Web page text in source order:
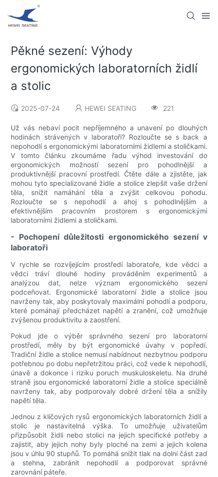
Pěkné sezení: Výhody
ergonomických laboratorních židlí
a stolic
2025-07-24 HEWEI SEATING 221
Už vás nebaví pocit nepříjemného a unavení po dlouhých
hodinách strávených v laboratoři? Rozloučte se s back a
nepohodlí s ergonomickými laboratorními židlemi a stoličkami.
V tomto článku zkoumáme řadu výhod investování do
ergonomických možností sezení pro pohodlnější a
produktivnější pracovní prostředí. Čtěte dále a zjistěte, jak
mohou tyto specializované židle a stolice zlepšit vaše držení
těla, snížit namáhání těla a zvýšit celkovou pohodu.
Rozloučte se s nepohodlí a ahoj s pohodlnějším a
efektivnějším pracovním prostorem s ergonomickými
laboratorními židlemi a stoličkami.
- Pochopení důležitosti ergonomického sezení v
laboratoři
V rychle se rozvíjejícím prostředí laboratoře, kde vědci a
vědci tráví dlouhé hodiny prováděním experimentů a
analýzou dat, nelze význam ergonomického sezení
podceňovat. Ergonomické laboratorní židle a stolice jsou
navrženy tak, aby poskytovaly maximální pohodlí a podporu,
které pomáhají předcházet napětí a zranění, což umožňuje
zvýšenou produktivitu a zaostření.
Pokud jde o výběr správného sezení pro laboratorní
prostředí, měly by být ergonomické úvahy v popředí.
Tradiční židle a stolice nemusí nabídnout nezbytnou podporu
potřebnou po dobu nepřetržitou práci, což vede k nepohodlí,
únavě a dokonce i riziku poruch muskuloskeletu. Na druhé
straně jsou ergonomické laboratorní židle a stolice speciálně
navrženy tak, aby podporovaly dobré držení těla a snížily
napětí těla.
Jednou z klíčových rysů ergonomických laboratorních židlí a
stolic je nastavitelná výška. To umožňuje uživatelům
přizpůsobit židli nebo stolici na jejich specifické potřeby a
zajistit, aby jejich nohy byly ploché na zemi a jejich kolena
jsou v úhlu 90 stupňů. To pomáhá snížit tlak na dolní část zad
a stehna, zabránit nepohodlí a podporovat správné
zarovnání páteře.